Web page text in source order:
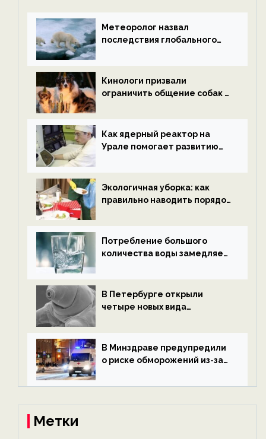
Метеоролог назвал
последствия глобального
ECOportal
Кинологи призвали
ограничить общение собак с
ECOportal
Как ядерный реактор на
Урале помогает развитию
ECOportal
Экологичная уборка: как
правильно наводить порядок
Потребление большого
количества воды замедляет
В Петербурге открыли
четыре новых вида
экологии на ECOportal
В Минздраве предупредили
о риске обморожений из-за
на ECOportal
Метки